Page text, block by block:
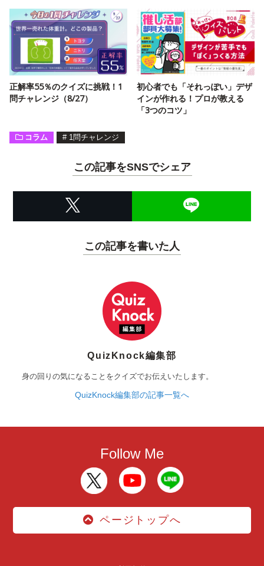
正解率55％のクイズに挑戦！1
問チャレンジ（8/27）
初心者でも「それっぽい」デザ
インが作れる！プロが教える
「3つのコツ」
コラム # 1問チャレンジ
この記事をSNSでシェア
この記事を書いた人
QuizKnock編集部
身の回りの気になることをクイズでお伝えいたします。
QuizKnock編集部の記事一覧へ
Follow Me
ページトップへ